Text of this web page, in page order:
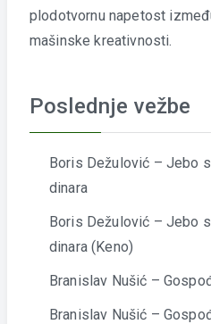
plodotvornu napetost
mašinske kreativnosti.
Poslednje vežbe
Boris Dežulović – Jebo
dinara
Boris Dežulović – Jebo
dinara (Keno)
Branislav Nušić –
Branislav Nušić –